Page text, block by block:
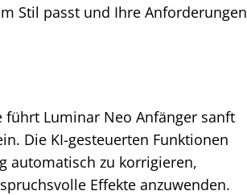
Stil passt und Ihre Anforderungen
Luminar Neo Anfänger sanft
Die KI-gesteuerten Funktionen
automatisch zu korrigieren,
Effekte anzuwenden.